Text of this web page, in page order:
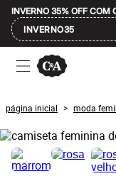
INVERNO 35% OFF COM
INVERNO35
Ofertas
Compre por
Masculino
Infantil
Calçados
Mindse7
Plus Size
Até 20% off
página inicial > moda